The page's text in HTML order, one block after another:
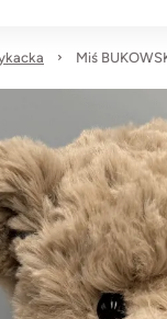
Miś